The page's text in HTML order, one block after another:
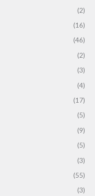
(2)
(16)
(46)
(2)
(3)
(4)
(17)
(5)
(9)
(5)
(3)
(55)
(3)